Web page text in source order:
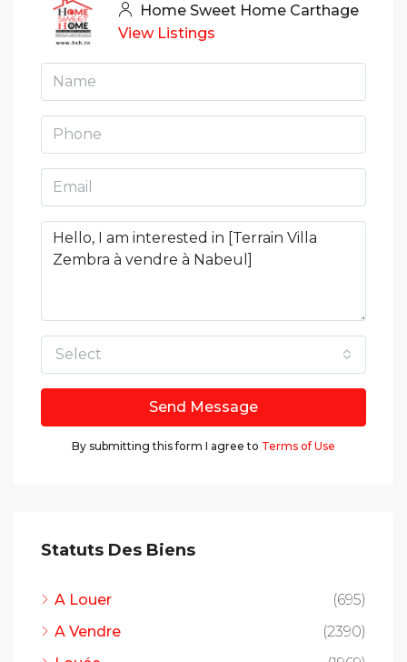
Home Sweet Home Carthage
View Listings
Select
Send Message
By submitting this form I agree to Terms of Use
Statuts Des Biens
A Louer
(695)
A Vendre
(2390)